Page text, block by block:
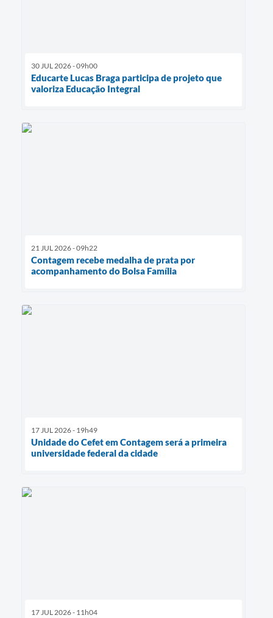
30 JUL 2026 - 09h00
Educarte Lucas Braga participa de projeto que
valoriza Educação Integral
21 JUL 2026 - 09h22
Contagem recebe medalha de prata por
acompanhamento do Bolsa Família
17 JUL 2026 - 19h49
Unidade do Cefet em Contagem será a primeira
universidade federal da cidade
17 JUL 2026 - 11h04